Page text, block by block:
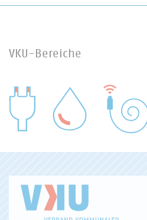
VKU-Bereiche
WASSER/ABWASSER